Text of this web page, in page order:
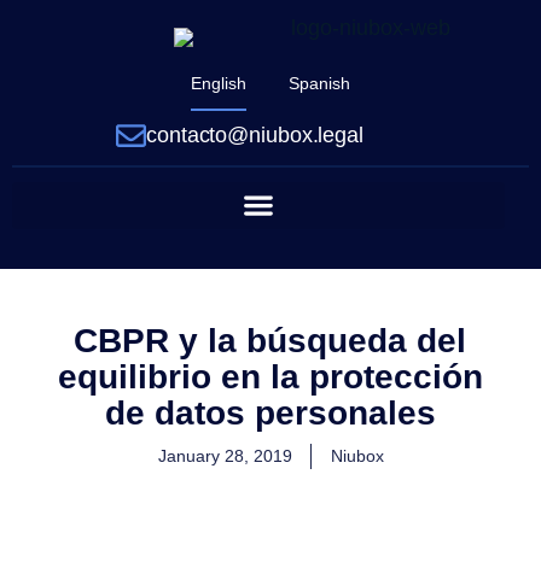
contacto@niubox.legal
English Spanish
CBPR y la búsqueda del
equilibrio en la protección
de datos personales
January 28, 2019 Niubox